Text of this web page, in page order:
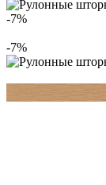
-7%
-7%